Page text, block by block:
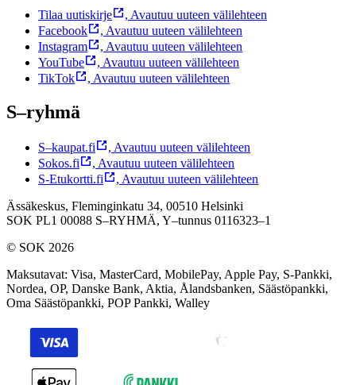
Tilaa uutiskirje , Avautuu uuteen välilehteen
Facebook
, Avautuu uuteen välilehteen
Instagram
, Avautuu uuteen välilehteen
YouTube
, Avautuu uuteen välilehteen
TikTok
, Avautuu uuteen välilehteen
S–ryhmä
S–kaupat.fi , Avautuu uuteen välilehteen
Sokos.fi
, Avautuu uuteen välilehteen
S-Etukortti.fi
, Avautuu uuteen välilehteen
Ässäkeskus, Fleminginkatu 34, 00510 Helsinki
SOK PL1 00088 S–RYHMÄ, Y–tunnus 0116323–1
© SOK 2026
Maksutavat: Visa, MasterCard, MobilePay, Apple Pay, S-Pankki,
Nordea, OP, Danske Bank, Aktia, Ålandsbanken, Säästöpankki,
Oma Säästöpankki, POP Pankki, Walley